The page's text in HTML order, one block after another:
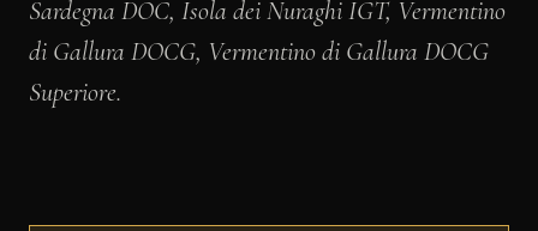
Sardegna DOC, Isola dei Nuraghi IGT, Vermentino
di Gallura DOCG, Vermentino di Gallura DOCG
Superiore.